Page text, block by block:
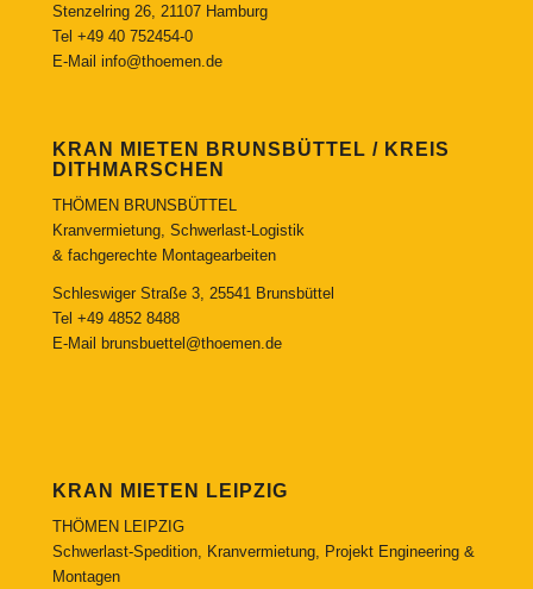
Stenzelring 26, 21107 Hamburg
Tel +49 40 752454-0
E-Mail info@thoemen.de
KRAN MIETEN BRUNSBÜTTEL / KREIS
DITHMARSCHEN
THÖMEN BRUNSBÜTTEL
Kranvermietung, Schwerlast-Logistik
& fachgerechte Montagearbeiten
Schleswiger Straße 3, 25541 Brunsbüttel
Tel +49 4852 8488
E-Mail
brunsbuettel@thoemen.de
KRAN MIETEN LEIPZIG
THÖMEN LEIPZIG
Schwerlast-Spedition, Kranvermietung, Projekt Engineering &
Montagen